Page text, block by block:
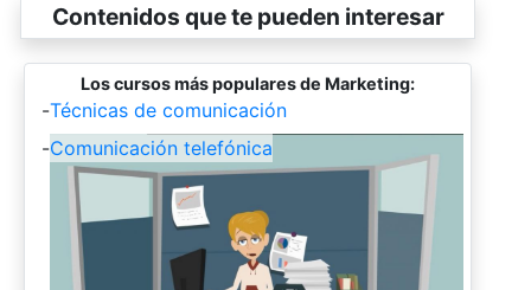
Contenidos que te pueden interesar
Los cursos más populares de Marketing:
-Técnicas de comunicación
-Comunicación telefónica